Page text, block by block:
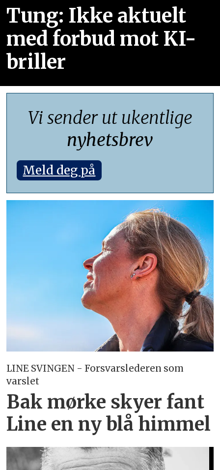
Tung: Ikke aktuelt
med forbud mot KI-
briller
Vi sender ut ukentlige
nyhetsbrev
Meld deg på
LINE SVINGEN - Forsvarslederen som
varslet
Bak mørke skyer fant
Line en ny blå himmel